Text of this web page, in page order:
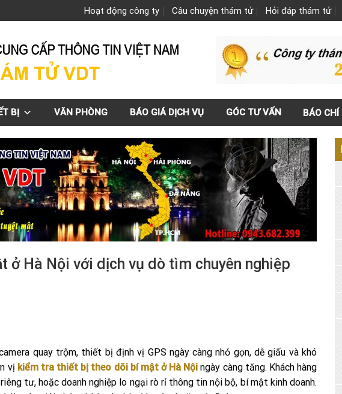
Hoạt động công ty Câu chuyện thám tử Hỏi đáp thám tử
BỊ VĂN PHÒNG BÁO GIÁ DỊCH VỤ GÓC TƯ VẤN BÁO CHÍ
Hà Nội với dịch vụ dò tìm chuyên nghiệp
quay trộm, thiết bị định vị GPS ngày càng nhỏ gọn, dễ giấu và khó
vị kiểm tra thiết bị theo dõi bí mật ở Hà Nộingày càng tăng. Khách hàng
tư, hoặc doanh nghiệp lo ngại rò rỉ thông tin nội bộ, bí mật kinh doanh.